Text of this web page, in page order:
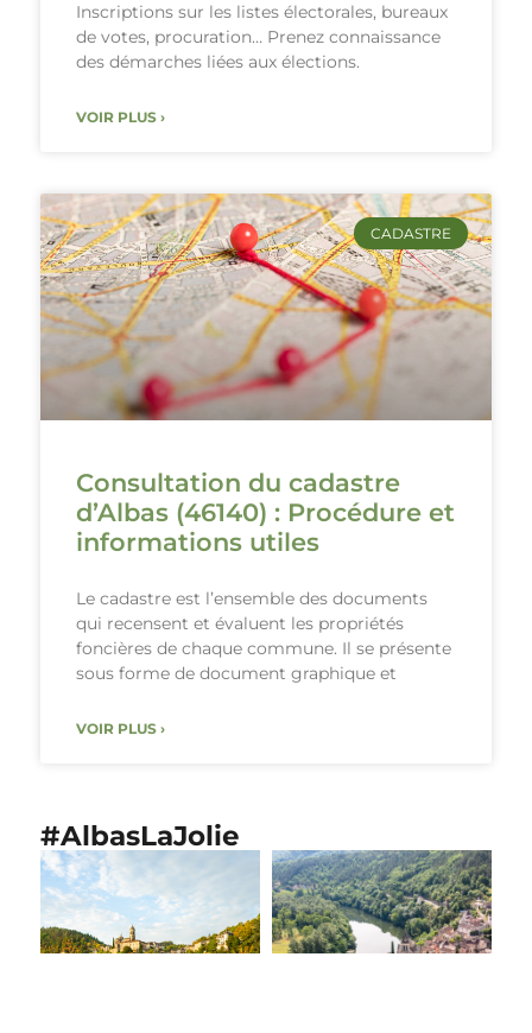
Inscriptions sur les listes électorales, bureaux
de votes, procuration… Prenez connaissance
des démarches liées aux élections.
VOIR PLUS ›
CADASTRE
Consultation du cadastre
d’Albas (46140) : Procédure et
informations utiles
Le cadastre est l’ensemble des documents
qui recensent et évaluent les propriétés
foncières de chaque commune. Il se présente
sous forme de document graphique et
VOIR PLUS ›
#AlbasLaJolie